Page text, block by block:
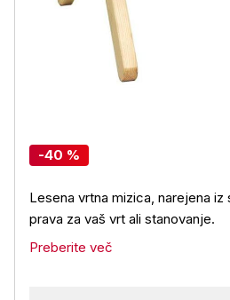
-40 %
Lesena vrtna mizica, narejena
prava za vaš vrt ali stanovanje.
Preberite več